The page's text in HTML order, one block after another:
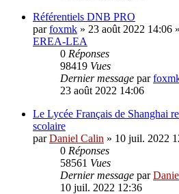
Référentiels DNB PRO
parfoxmk » 23 août 2022 14:06
EREA-LEA
0 Réponses
98419 Vues
Dernier message par
23 août 2022 14:06
Le Lycée Français de Shanghai
scolaire
parDaniel Calin » 10 juil. 2022
0 Réponses
58561 Vues
Dernier message par
10 juil. 2022 12:36